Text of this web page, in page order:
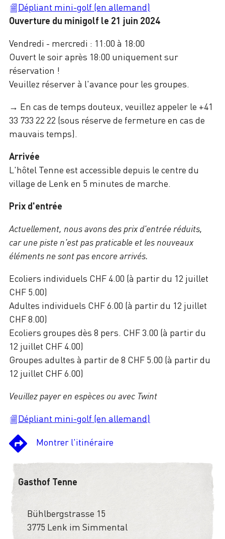
Dépliant mini-golf (en allemand)
Ouverture du minigolf le 21 juin 2024
Vendredi - mercredi : 11:00 à 18:00
Ouvert le soir après 18:00 uniquement sur
réservation !
Veuillez réserver à l'avance pour les groupes.
→ En cas de temps douteux, veuillez appeler le +41
33 733 22 22 (sous réserve de fermeture en cas de
mauvais temps).
Arrivée
L'hôtel Tenne est accessible depuis le centre du
village de Lenk en 5 minutes de marche.
Prix d'entrée
Actuellement, nous avons des prix d'entrée réduits,
car une piste n'est pas praticable et les nouveaux
éléments ne sont pas encore arrivés.
Ecoliers individuels CHF 4.00 (à partir du 12 juillet
CHF 5.00)
Adultes individuels CHF 6.00 (à partir du 12 juillet
CHF 8.00)
Ecoliers groupes dès 8 pers. CHF 3.00 (à partir du
12 juillet CHF 4.00)
Groupes adultes à partir de 8 CHF 5.00 (à partir du
12 juillet CHF 6.00)
Veuillez payer en espèces ou avec Twint
Dépliant mini-golf (en allemand)
Montrer l'itinéraire
Gasthof Tenne
Bühlbergstrasse 15
3775 Lenk im Simmental